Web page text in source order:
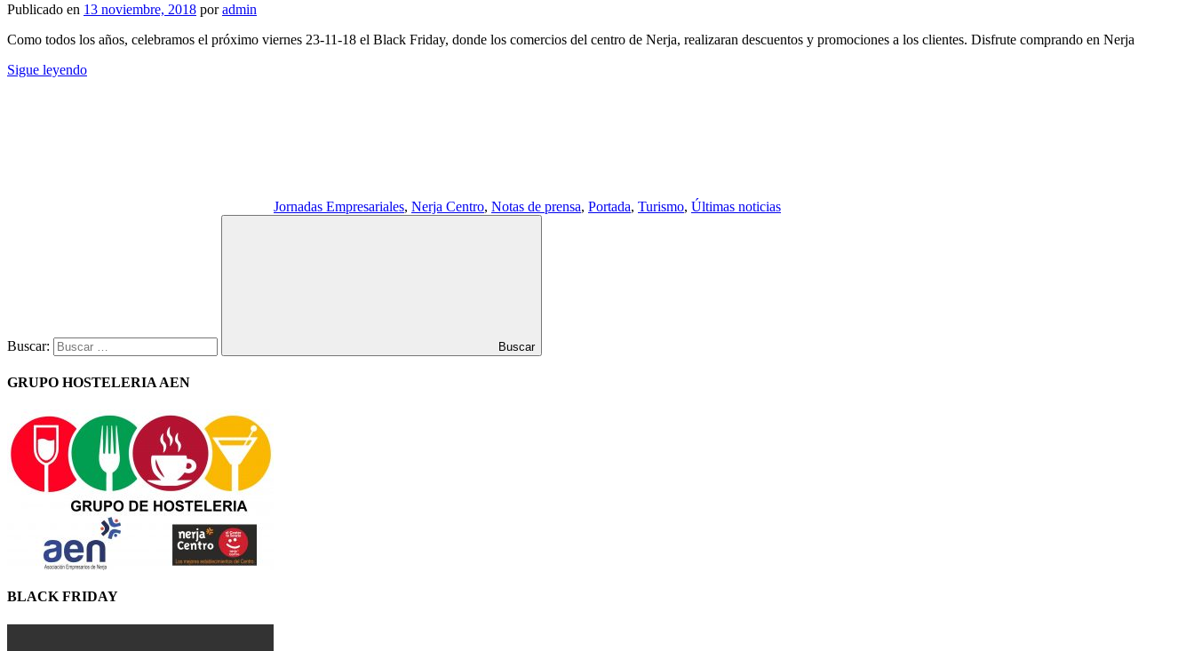
Publicado en 13 noviembre, 2018 poradmin
Como todos los años, celebramos el próximo viernes 23-11-18 el Black Friday, donde los comercios del centro de Nerja, realizaran descuentos y promociones a los clientes. Disfrute comprando en Nerja
Sigue leyendo
Jornadas Empresariales, Nerja Centro, Notas de prensa, Portada, Turismo, Últimas noticias
Buscar: Buscar
GRUPO HOSTELERIA AEN
BLACK FRIDAY